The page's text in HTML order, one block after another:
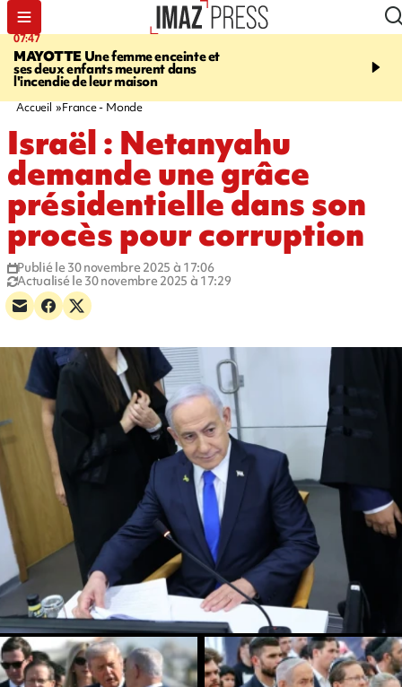
07:47
MAYOTTE Une femme enceinte et
ses deux enfants meurent dans
l'incendie de leur maison
10:48
Christophe Lambert
Accueil France - Monde
Israël : Netanyahu
demande une grâce
présidentielle dans son
procès pour corruption
Publié le 30 novembre 2025 à 17:06
Actualisé le 30 novembre 2025 à 17:29